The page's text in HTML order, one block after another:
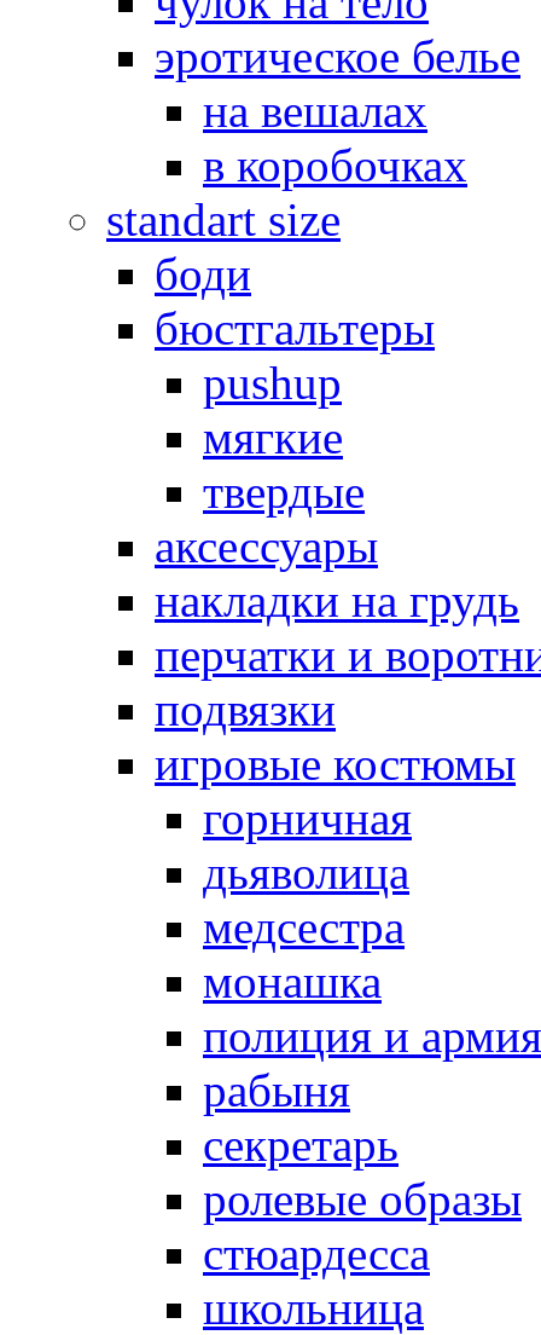
эротическое белье
на вешалах
в коробочках
standart size
боди
бюстгальтеры
pushup
мягкие
твердые
аксессуары
накладки на грудь
перчатки и
подвязки
игровые костюмы
горничная
дьяволица
медсестра
монашка
полиция и армия
рабыня
секретарь
ролевые образы
стюардесса
школьница